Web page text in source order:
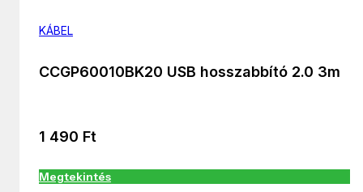
KÁBEL
CCGP60010BK20 USB hosszabbító 2.0 3m
1 490 Ft
Megtekintés